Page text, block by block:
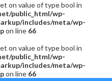
on value of type bool in
public_html/wp-
includes/meta/wp-
on line 66
on value of type bool in
public_html/wp-
includes/meta/wp-
on line 66